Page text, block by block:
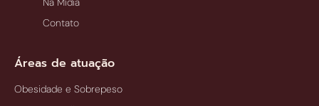
Contato
Áreas de atuação
Obesidade e Sobrepeso